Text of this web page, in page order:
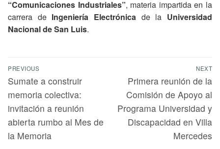
“Comunicaciones Industriales”, materia impartida en la
carrera de Ingeniería Electrónica de la Universidad
Nacional de San Luis.
PREVIOUS
Sumate a construir
memoria colectiva:
invitación a reunión
abierta rumbo al Mes de
la Memoria
NEXT
Primera reunión de la
Comisión de Apoyo al
Programa Universidad y
Discapacidad en Villa
Mercedes